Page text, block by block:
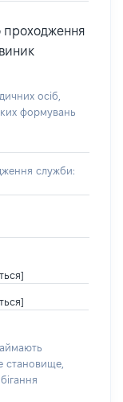
проходження
осіб,
формувань
служби:
становище,